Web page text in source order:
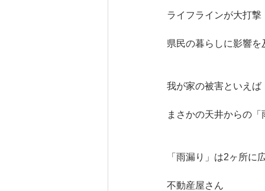
ライフラインが大打撃
県民の暮らしに影響を
我が家の被害といえば
まさかの天井からの「
「雨漏り」は2ヶ所に
不動産屋さん